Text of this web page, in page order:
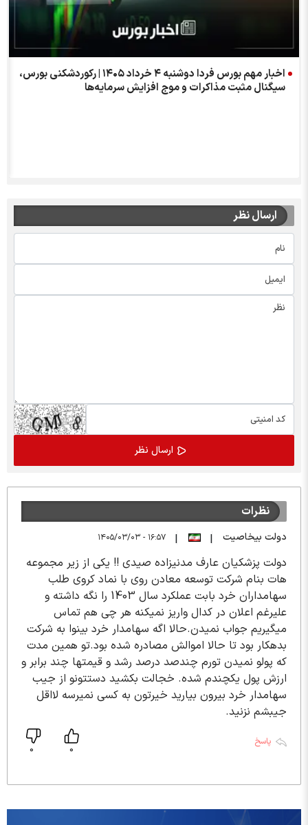
اخبار مهم بورس فردا دوشنبه ۴ خرداد ۱۴۰۵ | رکوردشکنی بورس،
سیگنال مثبت مذاکرات و موج افزایش سرمایه‌ها
ارسال نظر
نظرات
دولت بیخاصیت ۱۶:۵۷ - ۱۴۰۵/۰۳/۰۳
دولت پزشکیان عارف مدنیزاده صیدی !! یکی از زیر مجموعه
هات بنام شرکت توسعه معادن روی با نماد کروی طلب
سهامداران خرد بابت عملکرد سال 1403 را نگه داشته و
علیرغم اعلان در کدال واریز نمیکنه هر چی هم تماس
میگیریم جواب نمیدن.حالا اگه سهامدار خرد بینوا به شرکت
بدهکار بود تا حالا اموالش مصادره شده بود.تو همین مدت
که پولو نمیدن تورم چندصد درصد رشد و قیمتها چند برابر و
ارزش پول یکچندم شده. خجالت بکشید دستتونو از جیب
سهامدار خرد بیرون بیارید خیرتون به کسی نمیرسه لااقل
جیبشم نزنید.
پاسخ
0
0